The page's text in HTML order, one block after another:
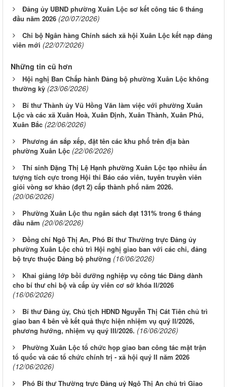
Đảng ủy UBND phường Xuân Lộc sơ kết công tác 6 tháng
đầu năm 2026 (20/07/2026)
Chi bộ Ngân hàng Chính sách xã hội Xuân Lộc kết nạp đảng
viên mới (22/07/2026)
Những tin cũ hơn
Hội nghị Ban Chấp hành Đảng bộ phường Xuân Lộc không
thường kỳ (23/06/2026)
Bí thư Thành ủy Vũ Hồng Văn làm việc với phường Xuân
Lộc và các xã Xuân Hoà, Xuân Định, Xuân Thành, Xuân Phú,
Xuân Bắc (22/06/2026)
Phương án sắp xếp, đặt tên các khu phố trên địa bàn
phường Xuân Lộc (22/06/2026)
Thí sinh Đặng Thị Lệ Hạnh phường Xuân Lộc tạo nhiều ấn
tượng tích cực trong Hội thi Báo cáo viên, tuyên truyền viên
giỏi vòng sơ khảo (đợt 2) cấp thành phố năm 2026.
(20/06/2026)
Phường Xuân Lộc thu ngân sách đạt 131% trong 6 tháng
đầu năm (20/06/2026)
Đồng chí Ngô Thị An, Phó Bí thư Thường trực Đảng ủy
phường Xuân Lộc chủ trì Hội nghị giao ban với các chi, đảng
bộ trực thuộc Đảng bộ phường (16/06/2026)
Khai giảng lớp bồi dưỡng nghiệp vụ công tác Đảng dành
cho bí thư chi bộ và cấp ủy viên cơ sở khóa II/2026
(16/06/2026)
Bí thư Đảng ủy, Chủ tịch HĐND Nguyễn Thị Cát Tiên chủ trì
giao ban 4 bên về kết quả thực hiện nhiệm vụ quý II/2026,
phương hướng, nhiệm vụ quý III/2026. (16/06/2026)
Phường Xuân Lộc tổ chức họp giao ban công tác mặt trận
tổ quốc và các tổ chức chính trị - xã hội quý II năm 2026
(12/06/2026)
Phó Bí thư Thường trực Đảng uỷ Ngô Thị An chủ trì Giao